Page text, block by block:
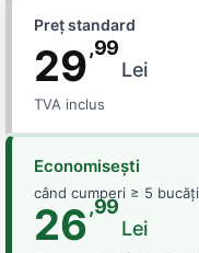
Preț standard
29,99
Lei
TVA inclus
Economisești
când cumperi ≥ 5 bucăți
26,99
Lei